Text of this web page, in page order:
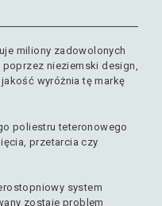
miliony zadowolonych
poprzez nieziemski design,
wyróżnia tę markę
poliestru teteronowego
przetarcia czy
system
zostaje problem